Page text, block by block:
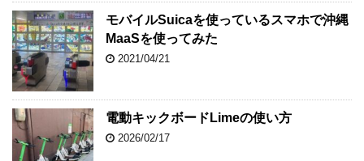
モバイルSuicaを使っているスマホで沖縄
MaaSを使ってみた
2021/04/21
電動キックボードLimeの使い方
2026/02/17